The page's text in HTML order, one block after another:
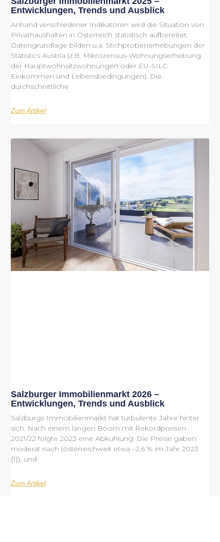
Entwicklungen, Trends und Ausblick
Anhand verschiedener Indikatoren wird die Situation von
Privathaushalten in Österreich statistisch aufbereitet.
Datengrundlage bilden u.a. Stichprobenerhebungen der
Statistics Austria (z.B. Mikrozensus-Wohnungserhebung
der Hauptwohnsitzwohnungen oder EU-SILC
Einkommen und Lebensbedingungen). Die
durchschnittliche
Zum Artikel
Salzburger Immobilienmarkt 2026 –
Entwicklungen, Trends und Ausblick
Salzburgs Immobilienmarkt hat turbulente Jahre hinter
sich. Nach einem langen Boom mit Rekordpreisen
2021/22 folgte 2023 eine Abkühlung: Die Preise gaben
moderat nach (österreichweit etwa –2,6 % im Jahr 2023
[1]), und
Zum Artikel